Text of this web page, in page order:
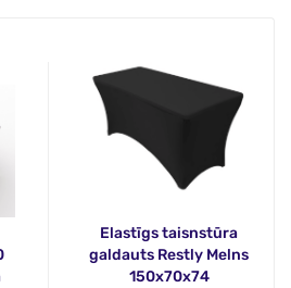
Elastīgs taisnstūra
galdauts Restly Melns
150x70x74